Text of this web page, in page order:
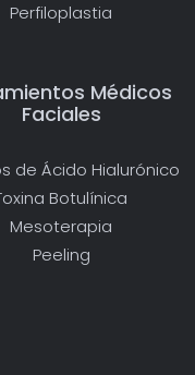
Perfiloplastia
Médicos
Faciales
de Ácido Hialurónico
Botulínica
Mesoterapia
Peeling